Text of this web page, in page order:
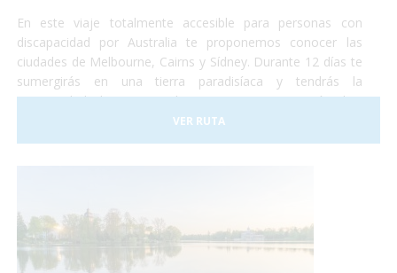
En este viaje totalmente accesible para personas con
discapacidad por Australia te proponemos conocer las
ciudades de Melbourne, Cairns y Sídney. Durante 12 días te
sumergirás en una tierra paradisíaca y tendrás la
oportunidad de conocer los imponentes 12 apóstoles,
nadar en la gran barrera de coral, conocer la fauna local y
pasar unos días fantásticos en la ciudad de
VER RUTA